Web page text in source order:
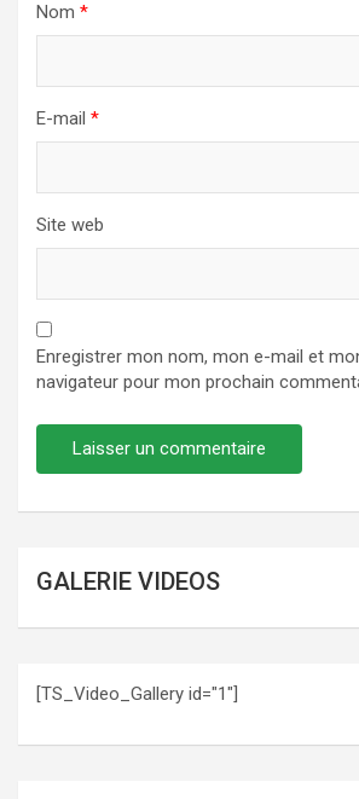
Nom *
E-mail *
Site web
Enregistrer mon nom, mon e-mail et
navigateur pour mon prochain
GALERIE VIDEOS
[TS_Video_Gallery id="1"]